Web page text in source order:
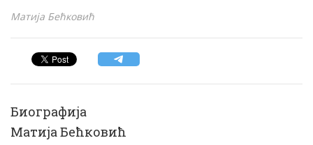
Матија Бећковић
Биографија
Матија Бећковић